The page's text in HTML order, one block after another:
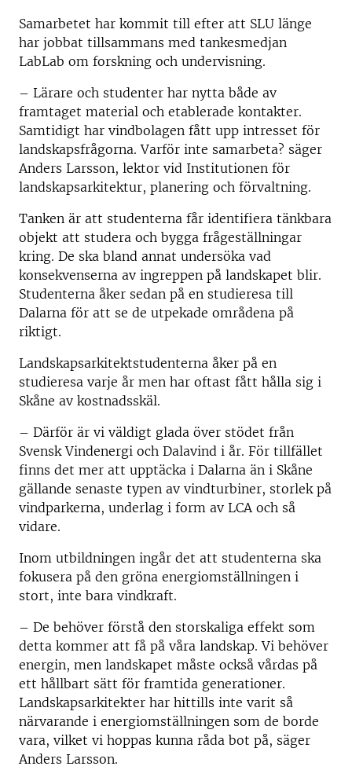
Samarbetet har kommit till efter att SLU länge
har jobbat tillsammans med tankesmedjan
LabLab om forskning och undervisning.
– Lärare och studenter har nytta både av
framtaget material och etablerade kontakter.
Samtidigt har vindbolagen fått upp intresset för
landskapsfrågorna. Varför inte samarbeta? säger
Anders Larsson, lektor vid Institutionen för
landskapsarkitektur, planering och förvaltning.
Tanken är att studenterna får identifiera tänkbara
objekt att studera och bygga frågeställningar
kring. De ska bland annat undersöka vad
konsekvenserna av ingreppen på landskapet blir.
Studenterna åker sedan på en studieresa till
Dalarna för att se de utpekade områdena på
riktigt.
Landskapsarkitektstudenterna åker på en
studieresa varje år men har oftast fått hålla sig i
Skåne av kostnadsskäl.
– Därför är vi väldigt glada över stödet från
Svensk Vindenergi och Dalavind i år. För tillfället
finns det mer att upptäcka i Dalarna än i Skåne
gällande senaste typen av vindturbiner, storlek på
vindparkerna, underlag i form av LCA och så
vidare.
Inom utbildningen ingår det att studenterna ska
fokusera på den gröna energiomställningen i
stort, inte bara vindkraft.
– De behöver förstå den storskaliga effekt som
detta kommer att få på våra landskap. Vi behöver
energin, men landskapet måste också vårdas på
ett hållbart sätt för framtida generationer.
Landskapsarkitekter har hittills inte varit så
närvarande i energiomställningen som de borde
vara, vilket vi hoppas kunna råda bot på, säger
Anders Larsson.